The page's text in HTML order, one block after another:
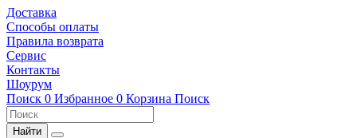
Доставка
Способы оплаты
Правила возврата
Сервис
Контакты
Шоурум
Поиск 0 Избранное 0 Корзина Поиск
Найти